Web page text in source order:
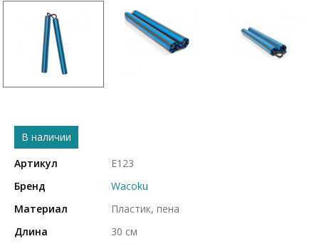
В наличии
Артикул
Е123
Бренд
Wacoku
Материал
Пластик, пена
Длина
30 см